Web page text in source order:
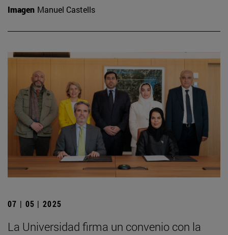
Imagen Manuel Castells
07 | 05 | 2025
La Universidad firma un convenio con la